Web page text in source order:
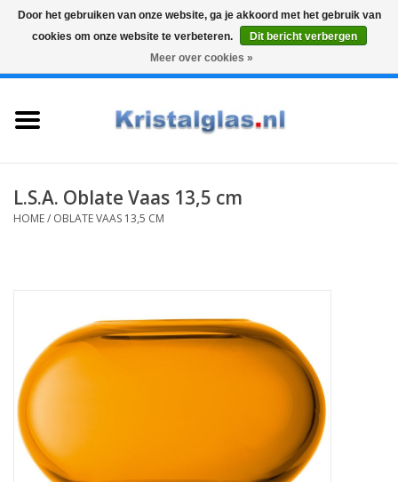
Graveren
Karaffen
Cadeaus
Koffie & Thee
Bar & Wijn
L.S.A. Oblate Vaas 13,5 cm
HOME/ OBLATE VAAS 13,5 CM
Door het gebruiken van onze website, ga je akkoord met het gebruik van
cookies om onze website te verbeteren.
Dit bericht verbergen
Meer over cookies »